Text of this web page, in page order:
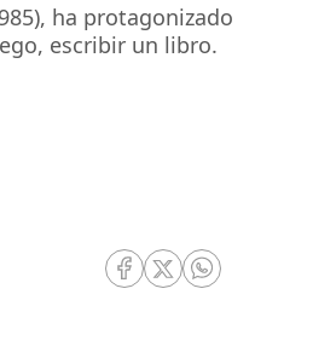
ha protagonizado
escribir un libro.
RRSS Facebook
RRSS Twitter
RRSS